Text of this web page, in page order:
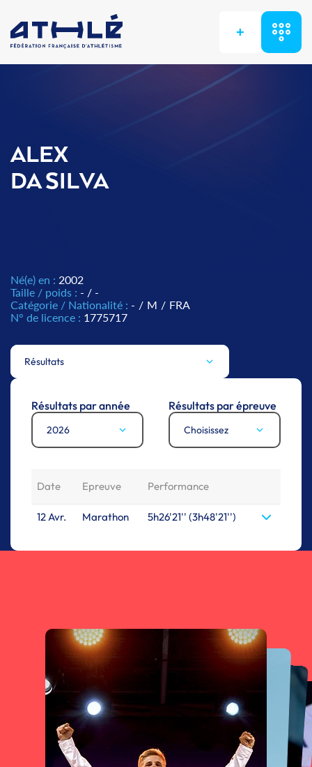
+
ALEX
DA SILVA
Né(e) en : 2002
Taille / poids : - / -
Catégorie / Nationalité : - / M / FRA
N° de licence : 1775717
Résultats
Résultats par année
2026
Résultats par épreuve
Choisissez
Date Epreuve Performance
12 Avr. Marathon 5h26'21'' (3h48'21'')